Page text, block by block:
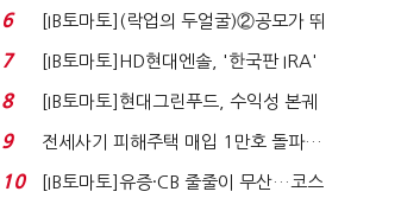
80% 개선…현실...
6
[IB토마토](락업의 두얼굴)②공모가 뛰
자 첫날 매도…FI ...
7
[IB토마토]HD현대엔솔, '한국판 IRA'
수혜 부상…세액공...
8
[IB토마토]현대그린푸드, 수익성 본궤
도…실적 개선에 ...
9
전세사기 피해주택 매입 1만호 돌파…
누적 피해자 4만2...
10
[IB토마토]유증·CB 줄줄이 무산…코스